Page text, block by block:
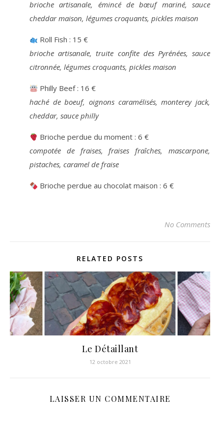
brioche artisanale, émincé de bœuf mariné, sauce
cheddar maison, légumes croquants, pickles maison
Roll Fish : 15 €
brioche artisanale, truite confite des Pyrénées, sauce
citronnée, légumes croquants, pickles maison
Philly Beef : 16 €
haché de boeuf, oignons caramélisés, monterey jack,
cheddar, sauce philly
Brioche perdue du moment : 6 €
compotée de fraises, fraises fraîches, mascarpone,
pistaches, caramel de fraise
Brioche perdue au chocolat maison : 6 €
No Comments
RELATED POSTS
Le Détaillant
12 octobre 2021
LAISSER UN COMMENTAIRE